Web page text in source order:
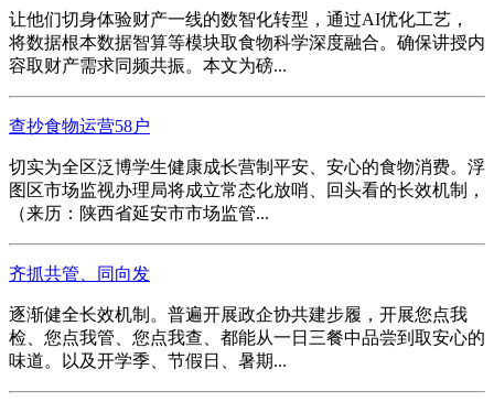
让他们切身体验财产一线的数智化转型，通过AI优化工艺，
将数据根本数据智算等模块取食物科学深度融合。确保讲授内
容取财产需求同频共振。本文为磅...
查抄食物运营58户
切实为全区泛博学生健康成长营制平安、安心的食物消费。浮
图区市场监视办理局将成立常态化放哨、回头看的长效机制，
（来历：陕西省延安市市场监管...
齐抓共管、同向发
逐渐健全长效机制。普遍开展政企协共建步履，开展您点我
检、您点我管、您点我查、都能从一日三餐中品尝到取安心的
味道。以及开学季、节假日、暑期...